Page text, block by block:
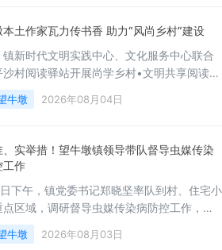
、李屋村两大赛场气氛热烈。女球员们身姿
斗志昂扬，找准时机稳健出手投篮，防守动
不紊；男子组对抗激烈，球员快速突破、篮
、精准远投轮番上演。青少年球员们细腻扎
本土作家瓦力传书香 助力“风尚乡村”建设
镇新时代文明实践中心、文化服务中心联合
沙村阅读驿站开展尚学乡村•文明共享阅读沙
邀请朱平沙村本土作家李焕文（笔名机器
担任主讲，以书香育人，全方位丰富乡村
结合望牛墩特色水乡文化底蕴与青少年阅读
际需求，瓦力为在场青少年开展好书推介、
味互动、现场交流的方式，充分调动孩子们
牛墩 2026年08月04日
、实举措！望牛墩镇领导带队督导虫媒传染
工作
下午，镇党委书记郑晓坚率队到村、住宅小
点区域，调研督导虫媒传染病防控工作，全
区公共卫生安全防线。郑晓坚一行先后前
传染病防控专班、杜屋、恒大江湾等地，
牛墩 2026年08月03日